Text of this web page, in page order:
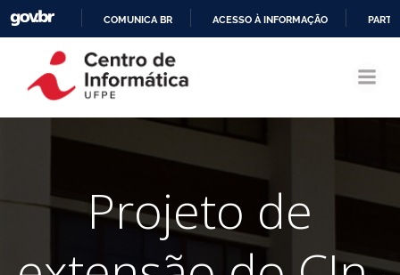
CONTEÚDO
COMUNICA BR ACESSO À INFORMAÇÃO
Projeto de